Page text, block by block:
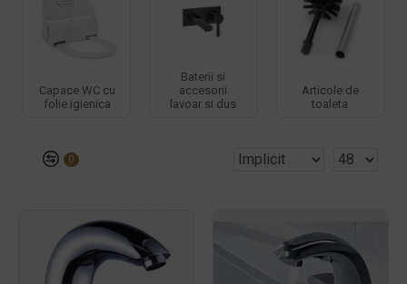
Capace WC cu
folie igienica
Baterii si
accesorii
lavoar si dus
Articole de
toaleta
0